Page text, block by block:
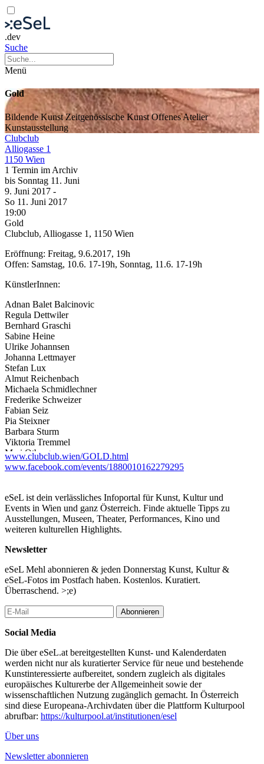
.dev
Suche
Menü
Gold
Bildende KunstZeitgenössische KunstOffenes Atelier
Kunstausstellung
Clubclub
Alliogasse 1
1150 Wien
1 Termin im Archiv
bis Sonntag 11. Juni
9. Juni 2017 -
So 11. Juni 2017
19:00
Gold
Clubclub, Alliogasse 1, 1150 Wien
Eröffnung: Freitag, 9.6.2017, 19h
Offen: Samstag, 10.6. 17-19h, Sonntag, 11.6. 17-19h
KünstlerInnen:
Adnan Balet Balcinovic
Regula Dettwiler
Bernhard Graschi
Sabine Heine
Ulrike Johannsen
Johanna Lettmayer
Stefan Lux
Almut Reichenbach
Michaela Schmidlechner
Frederike Schweizer
Fabian Seiz
Pia Steixner
Barbara Sturm
Viktoria Tremmel
Mari Otberg
Sasha Pirker
www.clubclub.wien/GOLD.html
www.facebook.com/events/1880010162279295
eSeL ist dein verlässliches Infoportal für Kunst, Kultur und
Events in Wien und ganz Österreich. Finde aktuelle Tipps zu
Ausstellungen, Museen, Theater, Performances, Kino und
weiteren kulturellen Highlights.
Newsletter
eSeL Mehl abonnieren & jeden Donnerstag Kunst, Kultur &
eSeL-Fotos im Postfach haben. Kostenlos. Kuratiert.
Überraschend. >;e)
Abonnieren
Social Media
Die über eSeL.at bereitgestellten Kunst- und Kalenderdaten
werden nicht nur als kuratierter Service für neue und bestehende
Kunstinteressierte aufbereitet, sondern zugleich als digitales
europäisches Kulturerbe der Allgemeinheit sowie der
wissenschaftlichen Nutzung zugänglich gemacht. In Österreich
sind diese Europeana-Archivdaten über die Plattform Kulturpool
abrufbar: https://kulturpool.at/institutionen/esel
Über uns
Newsletter abonnieren